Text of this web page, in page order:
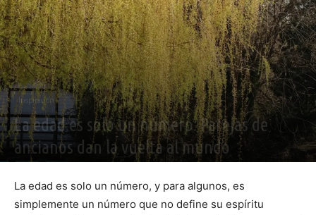
Inspiración
La edad es solo un número: Parejas de
ancianos dan la vuelta al mundo
La edad es solo un número, y para algunos, es
simplemente un número que no define su espíritu